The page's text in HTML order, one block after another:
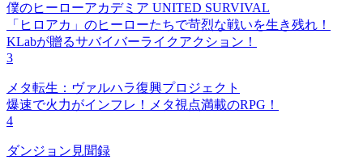
僕のヒーローアカデミア UNITED SURVIVAL
「ヒロアカ」のヒーローたちで苛烈な戦いを生き残れ！
KLabが贈るサバイバーライクアクション！
3
メタ転生：ヴァルハラ復興プロジェクト
爆速で火力がインフレ！メタ視点満載のRPG！
4
ダンジョン見聞録